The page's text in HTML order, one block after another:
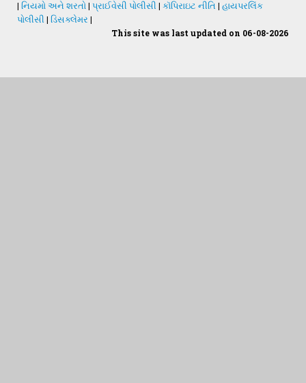
| નિયમો અને શરતો| પ્રાઈવેસી પોલીસી | કૉપિરાઇટ નીતિ | હાયપરલિંક
પોલીસી | ડિસક્લેમર |
This site was last updated on 06-08-2026